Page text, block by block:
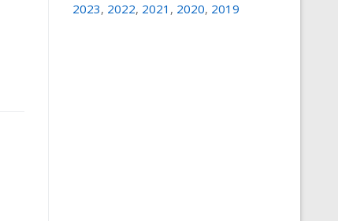
2023, 2022, 2021 , 2020, 2019